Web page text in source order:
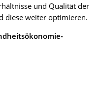
und Qualität der
diese weiter optimieren.